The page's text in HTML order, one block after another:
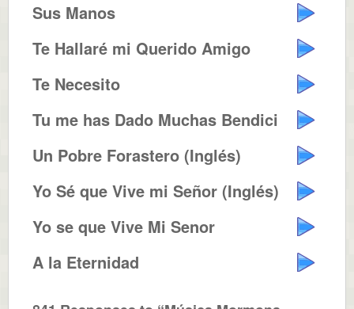
Sus Manos
Te Hallaré mi Querido Amigo
Te Necesito
Tu me has Dado Muchas Bendiciones
Un Pobre Forastero (Inglés)
Yo Sé que Vive mi Señor (Inglés)
Yo se que Vive Mi Senor
A la Eternidad